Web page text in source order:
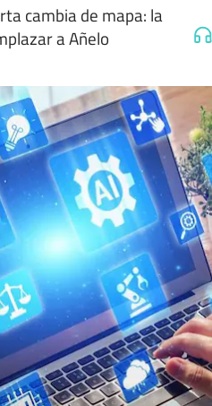
cambia de mapa: la
a Añelo